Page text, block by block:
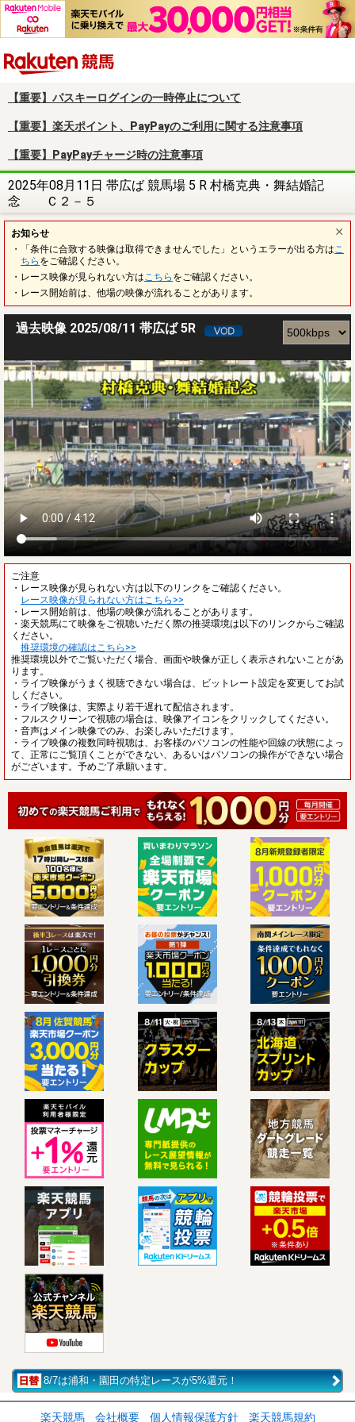
【重要】パスキーログインの一時停止について
【重要】楽天ポイント、PayPayのご利用に関する注意事項
【重要】PayPayチャージ時の注意事項
2025年08月11日 帯広ば 競馬場 5 R 村橋克典・舞結婚記
念 Ｃ２－５
お知らせ
・「条件に合致する映像は取得できませんでした」というエラーが出る方は こ
ちら をご確認ください。
・レース映像が見られない方は こちら をご確認ください。
・レース開始前は、他場の映像が流れることがあります。
過去映像 2025/08/11 帯広ば 5R
ご注意
・レース映像が見られない方は以下のリンクをご確認ください。
レース映像が見られない方はこちら>>
・レース開始前は、他場の映像が流れることがあります。
・楽天競馬にて映像をご視聴いただく際の推奨環境は以下のリンクからご確認
ください。
推奨環境の確認はこちら>>
推奨環境以外でご覧いただく場合、画面や映像が正しく表示されないことがあ
ります。
・ライブ映像がうまく視聴できない場合は、ビットレート設定を変更してお試
しください。
・ライブ映像は、実際より若干遅れて配信されます。
・フルスクリーンで視聴の場合は、映像アイコンをクリックしてください。
・音声はメイン映像でのみ、お楽しみいただけます。
・ライブ映像の複数同時視聴は、お客様のパソコンの性能や回線の状態によっ
て、正常にご覧頂くことができない、あるいはパソコンの操作ができない場合
がございます。予めご了承願います。
8/7は浦和・園田の特定レースが5%還元！
楽天競馬 会社概要 個人情報保護方針 楽天競馬規約